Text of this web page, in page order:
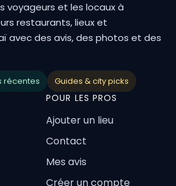
voyageurs et les locaux à
restaurants, lieux et
avec des avis, des photos et des
récentes Guides & city picks
POUR LES PROS
Ajouter un lieu
Contact
Mes avis
Créer un compte